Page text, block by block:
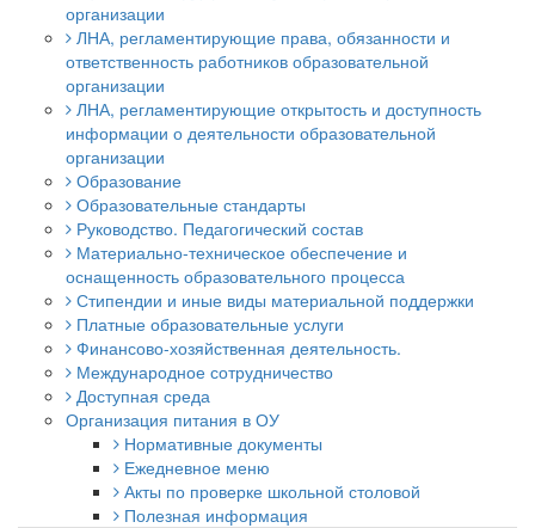
организации
ЛНА, регламентирующие права, обязанности и
ответственность работников образовательной
организации
ЛНА, регламентирующие открытость и доступность
информации о деятельности образовательной
организации
Образование
Образовательные стандарты
Руководство. Педагогический состав
Материально-техническое обеспечение и
оснащенность образовательного процесса
Стипендии и иные виды материальной поддержки
Платные образовательные услуги
Финансово-хозяйственная деятельность.
Международное сотрудничество
Доступная среда
Организация питания в ОУ
Нормативные документы
Ежедневное меню
Акты по проверке школьной столовой
Полезная информация